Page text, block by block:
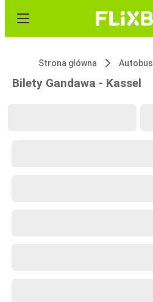
Strona główna Autobus
Bilety Gandawa - Kassel